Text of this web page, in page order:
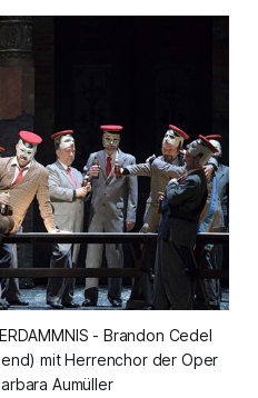
- Brandon Cedel
mit Herrenchor der Oper
Aumüller